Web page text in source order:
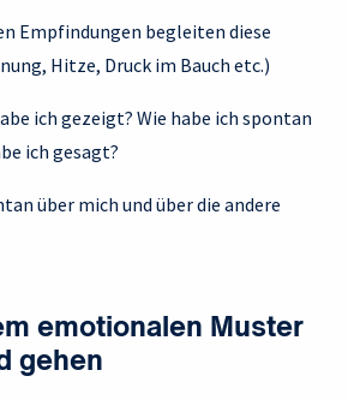
Empfindungen begleiten diese
Hitze, Druck im Bauch etc.)
ich gezeigt? Wie habe ich spontan
ich gesagt?
über mich und über die andere
emotionalen Muster
gehen